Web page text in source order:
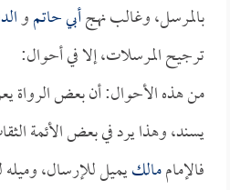
بالمرسل، وغالب نهجأبي حاتمو
ترجيح المرسلات، إلا في أحوال:
من هذه الأحوال: أن بعض الرواة
يسند، وهذا يرد في بعض الأئمة
فالإماممالكيميل للإرسال،